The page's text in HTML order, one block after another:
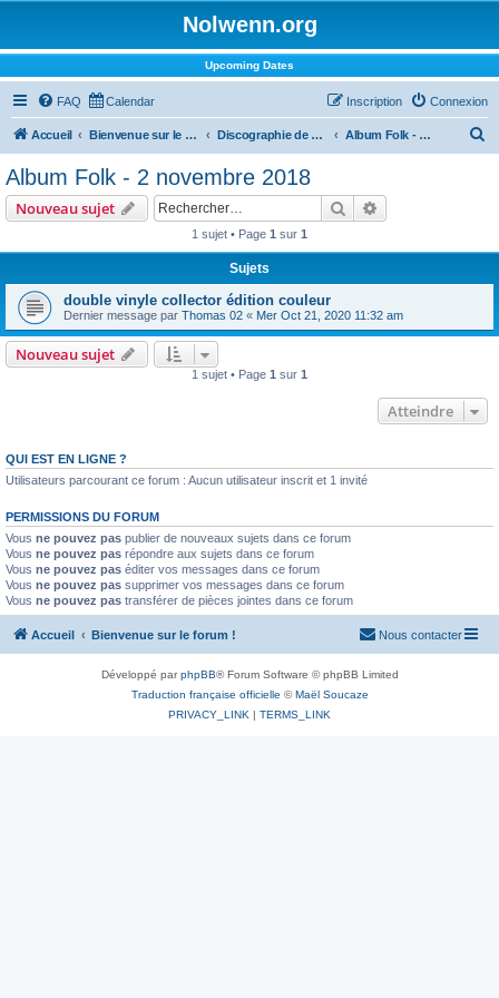
Nolwenn.org
Upcoming Dates
FAQ Calendar Connexion
Inscription
Accueil Bienvenue sur le forum ! Discographie de Nolwenn Album Folk - 2 novembre 2018
Album Folk - 2 novembre 2018
Nouveau sujet Rechercher
1 sujet • Page 1 sur 1
Sujets
double vinyle collector édition couleur
Dernier message par Thomas 02 « Mer Oct 21, 2020 11:32 am
Nouveau sujet
1 sujet • Page 1 sur 1
Atteindre
QUI EST EN LIGNE ?
Utilisateurs parcourant ce forum : Aucun utilisateur inscrit et 1 invité
PERMISSIONS DU FORUM
Vous ne pouvez pas publier de nouveaux sujets dans ce forum
Vous ne pouvez pas répondre aux sujets dans ce forum
Vous ne pouvez pas éditer vos messages dans ce forum
Vous ne pouvez pas supprimer vos messages dans ce forum
Vous ne pouvez pas transférer de pièces jointes dans ce forum
Accueil Bienvenue sur le forum ! Nous contacter
Développé parphpBB® Forum Software © phpBB Limited
Traduction française officielle ©Maël Soucaze
PRIVACY_LINK | TERMS_LINK